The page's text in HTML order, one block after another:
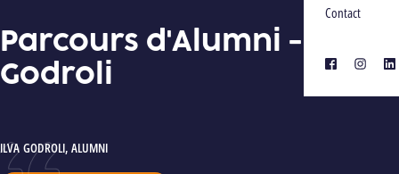
Contact
facebook
Parcours d'Alumni - Ilva
Godroli
AUTEUR :
ILVA GODROLI, ALUMNI